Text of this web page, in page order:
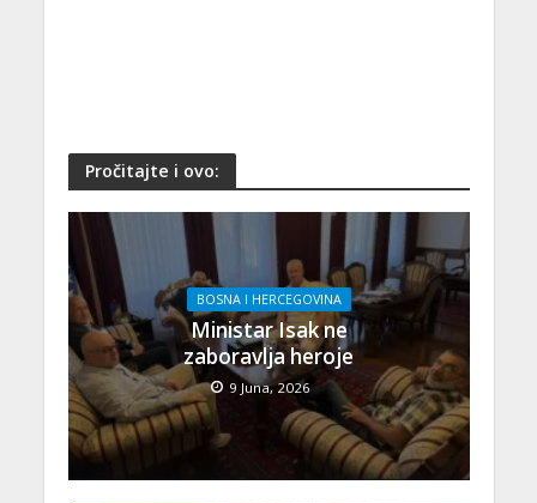
Pročitajte i ovo:
BOSNA I HERCEGOVINA
Ministar Isak ne
zaboravlja heroje
9 Juna, 2026